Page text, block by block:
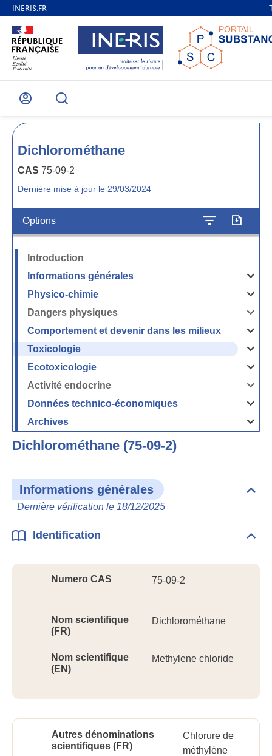
Mon
Recherche
Dichlorométhane
CAS 75-09-2
Dernière mise à jour le 29/03/2024
Options
Introduction
Informations générales
Ouvrir
la
générales
Physico-chimie
Ouvrir
la
chimie
Dangers physiques
Ouvrir
la
Comportement et devenir dans les milieux
Ouvrir
la
et
les
milieux
Toxicologie
Ouvrir
la
Ecotoxicologie
Ouvrir
la
Activité endocrine
Ouvrir
la
endocrine
Données technico-économiques
Ouvrir
la
Données
Archives
Ouvrir
Dichlorométhane (75-09-2)
Informations générales
Dernière vérification le 18/12/2025
Identification
Numero CAS 75-09-2
Nom scientifique
(FR)
Dichlorométhane
Nom scientifique
(EN)
Methylene chloride
Autres dénominations
scientifiques (FR)
Chlorure de
méthylène